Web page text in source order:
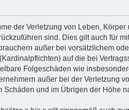
der Verletzung von Leben,
sind. Dies gilt auch für
außer bei vorsätzlichem
auf die bei
Folgeschäden wie
außer bei der Verletzung
Schäden und im Übrigen der Höhe